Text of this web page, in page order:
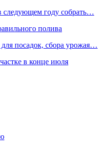
следующем году собрать…
полива
посадок, сбора урожая…
в конце июля